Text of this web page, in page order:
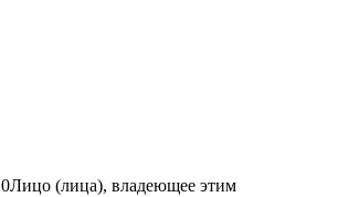
0Лицо (лица), владеющее этим